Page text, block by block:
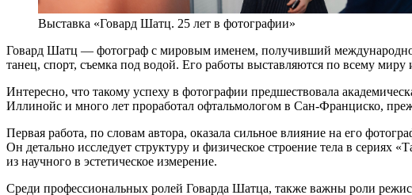
Выставка «Говард Шатц. 25 лет в фотографии»
Говард Шатц — фотограф с мировым именем, получивший
танец, спорт, съемка под водой. Его работы выставляются по всему
Интересно, что такому успеху в фотографии предшествовала
Иллинойс и много лет проработал офтальмологом в Сан-Франциско,
Первая работа, по словам автора, оказала сильное влияние на его
Он детально исследует структуру и физическое строение тела в
из научного в эстетическое измерение.
Среди профессиональных ролей Говарда Шатца, также важны роли